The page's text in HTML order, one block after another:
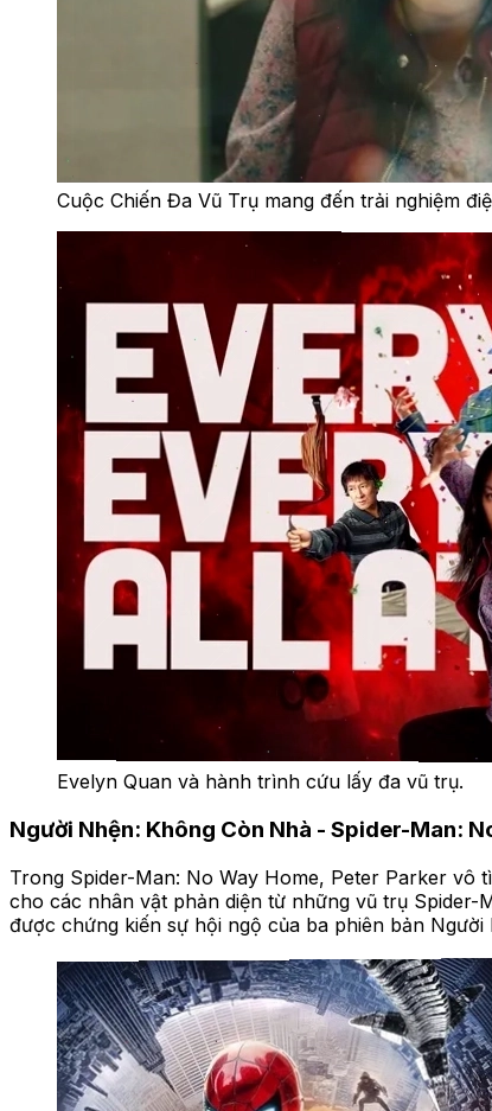
Cuộc Chiến Đa Vũ Trụ mang đến trải nghiệm
Evelyn Quan và hành trình cứu lấy đa vũ trụ.
Người Nhện: Không Còn Nhà - Spider-Man:
Trong Spider-Man: No Way Home, Peter Parker
cho các nhân vật phản diện từ những vũ trụ
được chứng kiến sự hội ngộ của ba phiên bản Người